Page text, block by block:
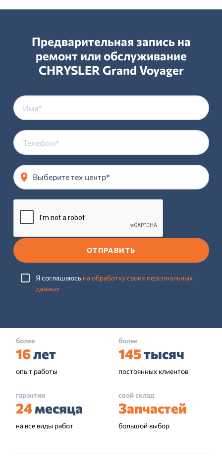
Предварительная запись на
ремонт или обслуживание
CHRYSLER Grand Voyager
Выберите тех центр*
ОТПРАВИТЬ
Я соглашаюсь на обработку своих персональных
данных
более
16лет
опыт работы
более
145тысяч
постоянных клиентов
гарантия
24месяца
на все виды работ
свой склад
Запчастей
большой выбор